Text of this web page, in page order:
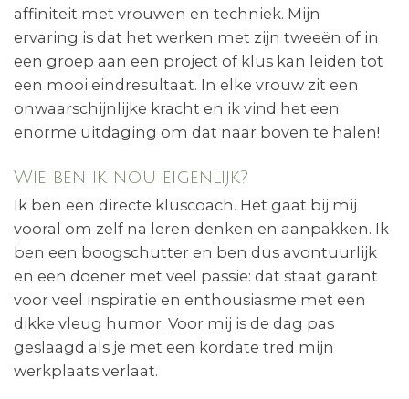
affiniteit met vrouwen en techniek. Mijn
ervaring is dat het werken met zijn tweeën of in
een groep aan een project of klus kan leiden tot
een mooi eindresultaat. In elke vrouw zit een
onwaarschijnlijke kracht en ik vind het een
enorme uitdaging om dat naar boven te halen!
Wie ben ik nou eigenlijk?
Ik ben een directe kluscoach. Het gaat bij mij
vooral om zelf na leren denken en aanpakken. Ik
ben een boogschutter en ben dus avontuurlijk
en een doener met veel passie: dat staat garant
voor veel inspiratie en enthousiasme met een
dikke vleug humor. Voor mij is de dag pas
geslaagd als je met een kordate tred mijn
werkplaats verlaat.